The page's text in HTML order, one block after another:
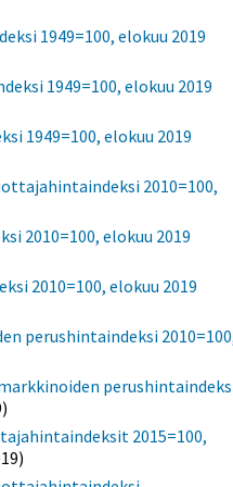
1949=100, elokuu 2019
1949=100, elokuu 2019
1949=100, elokuu 2019
2010=100,
2010=100, elokuu 2019
2010=100, elokuu 2019
perushintaindeksi
2015=100,